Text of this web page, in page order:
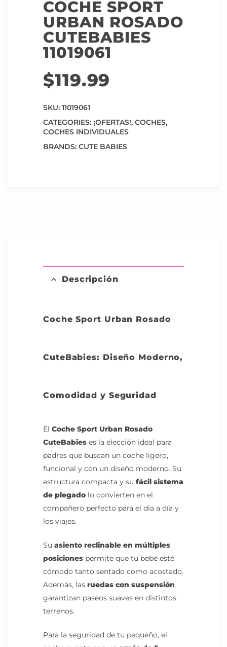
COCHE SPORT
URBAN ROSADO
CUTEBABIES
11019061
$119.99
SKU: 11019061
CATEGORIES: ¡OFERTAS!, COCHES,
COCHES INDIVIDUALES
BRANDS: CUTE BABIES
Descripción
Coche Sport Urban Rosado
CuteBabies: Diseño Moderno,
Comodidad y Seguridad
El Coche Sport Urban Rosado
CuteBabies es la elección ideal para
padres que buscan un coche ligero,
funcional y con un diseño moderno. Su
estructura compacta y su fácil sistema
de plegado lo convierten en el
compañero perfecto para el día a día y
los viajes.
Su asiento reclinable en múltiples
posiciones permite que tu bebé esté
cómodo tanto sentado como acostado.
Además, las ruedas con suspensión
garantizan paseos suaves en distintos
terrenos.
Para la seguridad de tu pequeño, el